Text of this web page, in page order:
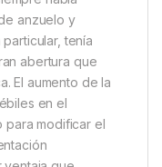
en ser creado,
-liderado
asegurarse de
visto antes.
Krank ha
el país,
del equipo
Dove